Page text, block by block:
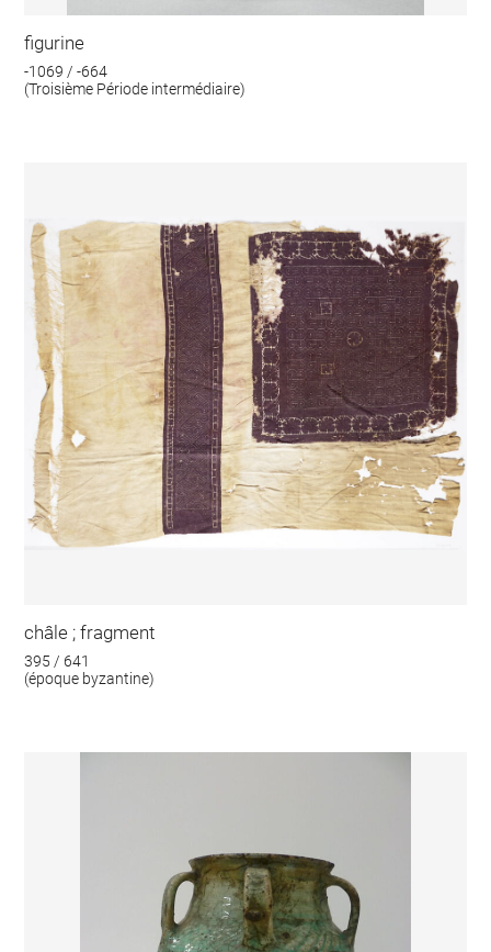
figurine
-1069 / -664
(Troisième Période intermédiaire)
châle ; fragment
395 / 641
(époque byzantine)